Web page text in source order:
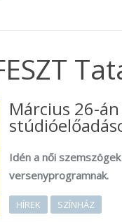
Március 26-
Idén a női
versenyprogramnak.
HÍREK SZÍNHÁZ